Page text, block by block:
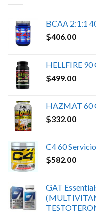
BCAA 2:1:1
$406.00
HELLFIRE 90
$499.00
HAZMAT 60
$332.00
C4 60
$582.00
GAT